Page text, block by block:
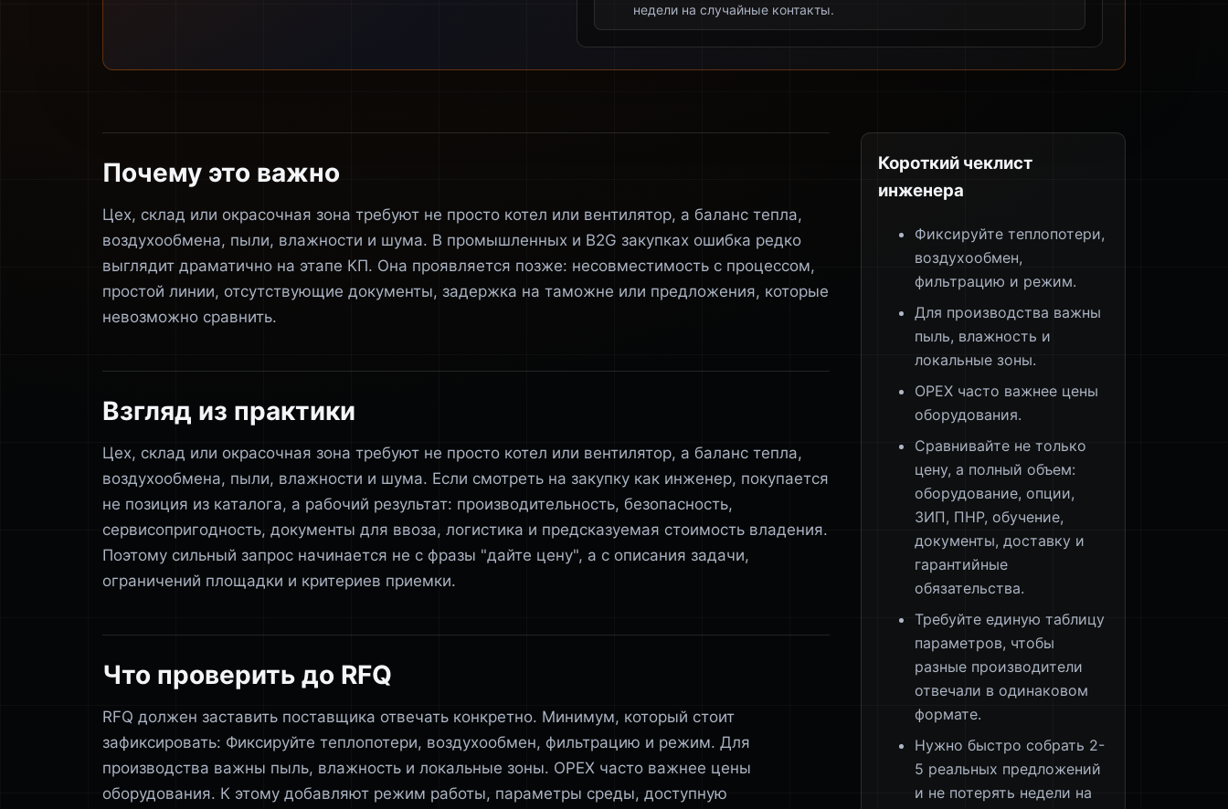
недели на случайные контакты.
Почему это важно
Цех, склад или окрасочная зона требуют не просто котел или вентилятор, а баланс тепла,
воздухообмена, пыли, влажности и шума. В промышленных и B2G закупках ошибка редко
выглядит драматично на этапе КП. Она проявляется позже: несовместимость с процессом,
простой линии, отсутствующие документы, задержка на таможне или предложения, которые
невозможно сравнить.
Взгляд из практики
Цех, склад или окрасочная зона требуют не просто котел или вентилятор, а баланс тепла,
воздухообмена, пыли, влажности и шума. Если смотреть на закупку как инженер, покупается
не позиция из каталога, а рабочий результат: производительность, безопасность,
сервисопригодность, документы для ввоза, логистика и предсказуемая стоимость владения.
Поэтому сильный запрос начинается не с фразы "дайте цену", а с описания задачи,
ограничений площадки и критериев приемки.
Что проверить до RFQ
RFQ должен заставить поставщика отвечать конкретно. Минимум, который стоит
зафиксировать: Фиксируйте теплопотери, воздухообмен, фильтрацию и режим. Для
производства важны пыль, влажность и локальные зоны. OPEX часто важнее цены
оборудования. К этому добавляют режим работы, параметры среды, доступную
Короткий чеклист
инженера
Фиксируйте теплопотери,
воздухообмен,
фильтрацию и режим.
Для производства важны
пыль, влажность и
локальные зоны.
OPEX часто важнее цены
оборудования.
Сравнивайте не только
цену, а полный объем:
оборудование, опции,
ЗИП, ПНР, обучение,
документы, доставку и
гарантийные
обязательства.
Требуйте единую таблицу
параметров, чтобы
разные производители
отвечали в одинаковом
формате.
Нужно быстро собрать 2-
5 реальных предложений
и не потерять недели на